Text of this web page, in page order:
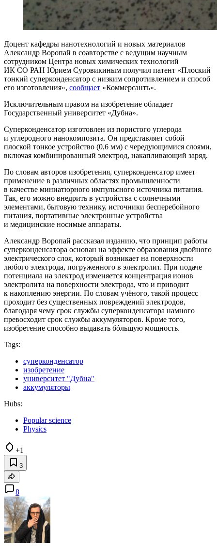
Доцент кафедры нанотехнологий и новых материалов
Александр Воропай в соавторстве с ведущим научным
сотрудником Центра новых химических технологий
ИК СО РАН Юрием Суровикиным получил патент «Плоский
тонкий суперконденсатор с низким сопротивлением и способ
его изготовления», сообщает «Коммерсантъ».
Исключительным правом на изобретение обладает
Государственный университет «Дубна».
Суперконденсатор изготовлен из пористого углерода
и углеродного нанокомпозита. Он представляет собой
плоской тонкое устройство (0,6 мм) с чередующимися слоями,
включая комбинированный электрод, накапливающий заряд.
По словам авторов изобретения, суперконденсатор имеет
применение в различных областях промышленности
в качестве миниатюрного импульсного источника питания.
Так, его можно внедрить в устройства с солнечными
элементами, бытовую технику, источники бесперебойного
питания, портативные электронные устройства
и медицинские носимые аппараты.
Александр Воропай рассказал изданию, что принцип работы
суперконденсатора основан на эффекте образования двойного
электрического слоя, который возникает на поверхности
любого электрода, погруженного в электролит. При подаче
потенциала на электрод изменяется концентрация ионов
электролита на поверхности электрода, что и приводит
к накоплению энергии. По словам учёного, такой процесс
проходит без существенных повреждений электродов,
благодаря чему срок службы суперконденсатора намного
превосходит срок службы аккумуляторов. Кроме того,
изобретение способно выдавать бóльшую мощность.
Tags:
суперконденсатор
изобретение
университет "Дубна"
аккумуляторы
Hubs:
Popular science
Physics
+1
3
8